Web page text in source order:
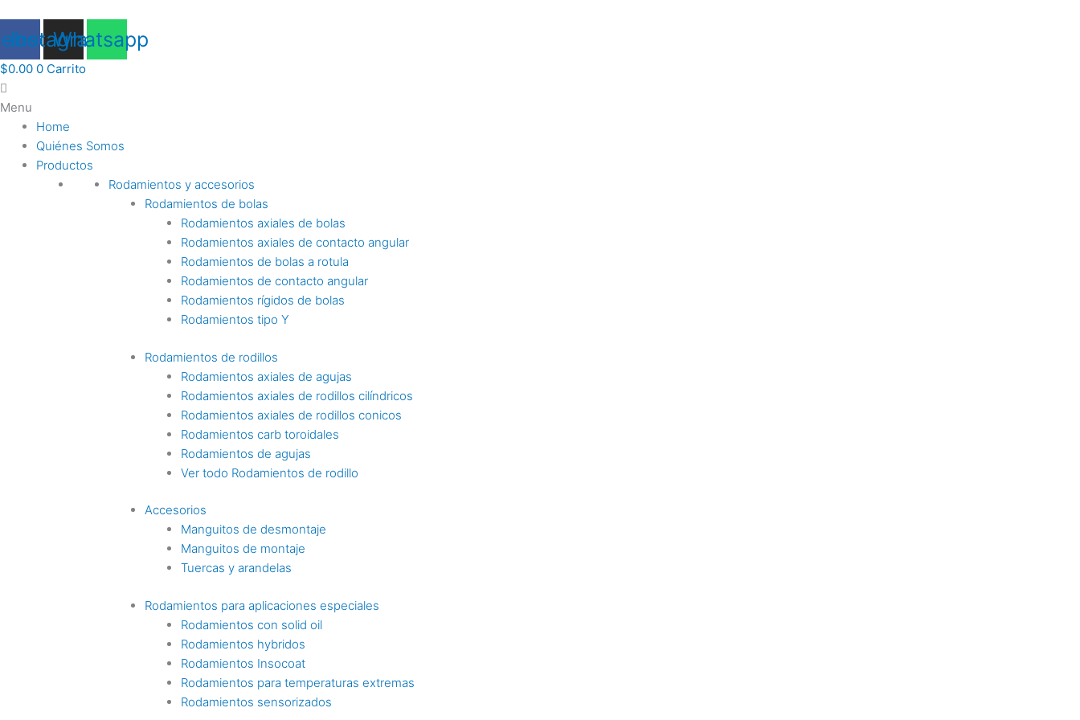
contenido
Instagram
Whatsapp
$0.00 0 Carrito
Menu
Home
Quiénes Somos
Productos
Rodamientos y accesorios
Rodamientos de bolas
Rodamientos axiales de bolas
Rodamientos axiales de contacto angular
Rodamientos de bolas a rotula
Rodamientos de contacto angular
Rodamientos rígidos de bolas
Rodamientos tipo Y
Rodamientos de rodillos
Rodamientos axiales de agujas
Rodamientos axiales de rodillos cilíndricos
Rodamientos axiales de rodillos conicos
Rodamientos carb toroidales
Rodamientos de agujas
Ver todo Rodamientos de rodillo
Accesorios
Manguitos de desmontaje
Manguitos de montaje
Tuercas y arandelas
Rodamientos para aplicaciones especiales
Rodamientos con solid oil
Rodamientos hybridos
Rodamientos Insocoat
Rodamientos para temperaturas extremas
Rodamientos sensorizados